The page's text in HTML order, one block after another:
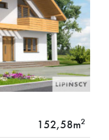
152,58m2